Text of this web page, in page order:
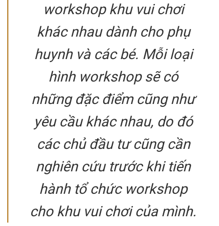
workshop khu vui chơi
khác nhau dành cho phụ
huynh và các bé. Mỗi loại
hình workshop sẽ có
những đặc điểm cũng như
yêu cầu khác nhau, do đó
các chủ đầu tư cũng cần
nghiên cứu trước khi tiến
hành tổ chức workshop
cho khu vui chơi của mình.